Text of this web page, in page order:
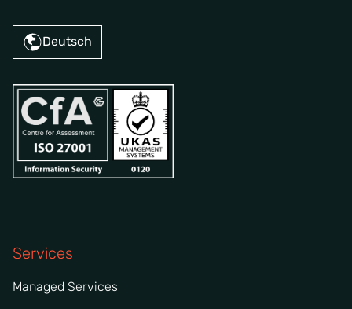
Deutsch
Services
Managed Services